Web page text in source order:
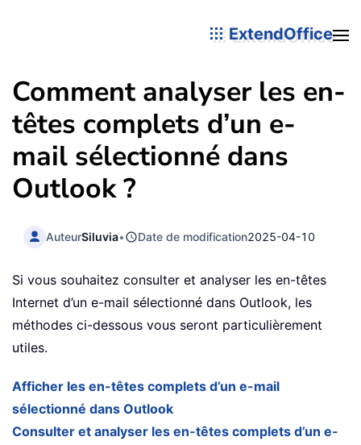
ExtendOffice
Comment analyser les en-
têtes complets d’un e-
mail sélectionné dans
Outlook ?
AuteurSiluvia• Date de modification2025-04-10
Si vous souhaitez consulter et analyser les en-têtes
Internet d’un e-mail sélectionné dans Outlook, les
méthodes ci-dessous vous seront particulièrement
utiles.
Afficher les en-têtes complets d’un e-mail
sélectionné dans Outlook
Consulter et analyser les en-têtes complets d’un e-